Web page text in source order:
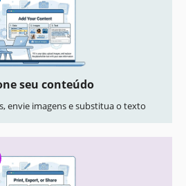
seu conteúdo
envie imagens e substitua o texto